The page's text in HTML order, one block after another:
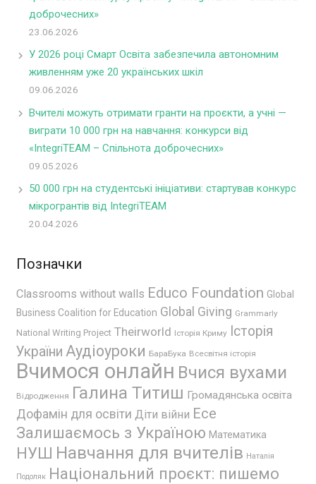
доброчесних»
23.06.2026
У 2026 році Смарт Освіта забезпечила автономним
живленням уже 20 українських шкіл
09.06.2026
Вчителі можуть отримати гранти на проєкти, а учні —
виграти 10 000 грн на навчання: конкурси від
«IntegriTEAM – Спільнота доброчесних»
09.05.2026
50 000 грн на студентські ініціативи: стартував конкурс
мікрогрантів від IntegriTEAM
20.04.2026
Позначки
Classrooms without walls Educo Foundation Global
Business Coalition for Education Global Giving Grammarly
National Writing Project Theirworld Історія Криму
Історія
України Аудіоуроки БараБука Всесвітня історія
Вчимося онлайн Вчися вухами
Відродження Галина Титиш Громадянська освіта
Дофамін для освіти Діти війни Есе
Залишаємось з Україною Математика
НУШ Навчання для вчителів Наталія
Подоляк Національний проєкт: пишемо